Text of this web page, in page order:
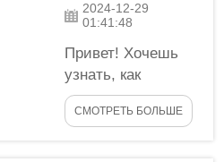
растворимы в
это одна из
таких солей.
Если вы
попробуете её, у
2024-12-29
01:41:48
Привет! Хочешь
узнать, как
сделать свои
собственные яркие
СМОТРЕТЬ БОЛЬШЕ